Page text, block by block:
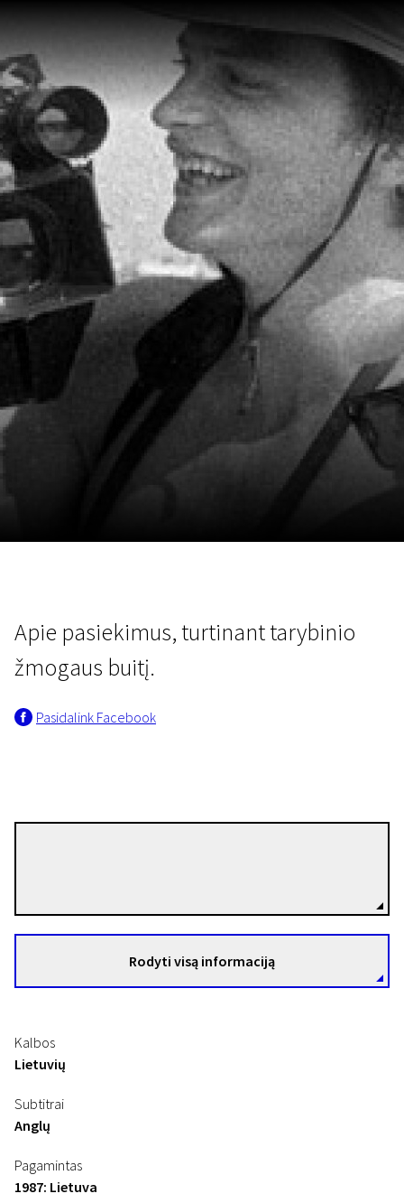
Laikas eina per miestą. Maištaujanti sovietmečio dokumentika
10 min. | Dokumentinis | N/A
Apie pasiekimus, turtinant tarybinio
žmogaus buitį.
Pasidalink Facebook
Rodyti visą informaciją
Kalbos
Lietuvių
Subtitrai
Anglų
Pagamintas
1987: Lietuva